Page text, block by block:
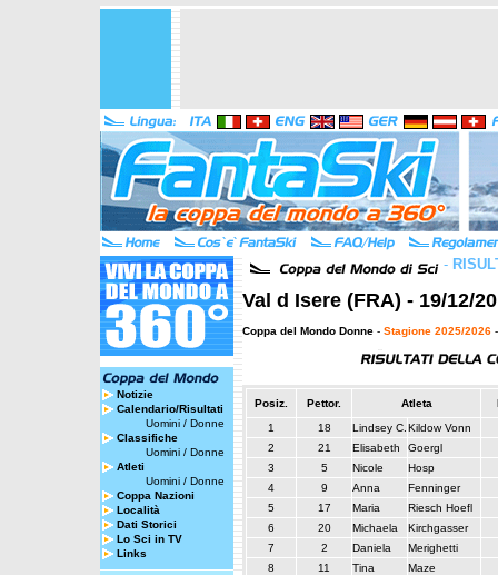
Notizie
Calendario/Risultati
Uomini / Donne
Classifiche
Uomini / Donne
Atleti
Uomini / Donne
Coppa Nazioni
Località
Dati Storici
Lo Sci in TV
Links
-
Val d Isere (FRA) - 19/12/
Coppa del Mondo Donne - Stagione 2025/2026
Posiz. Pettor. Atleta
1
18 Lindsey C. Kildow Vonn
2
21 Elisabeth
Goergl
3
5 Nicole
Hosp
4
9 Anna
Fenninger
5
17 Maria
Riesch Hoefl
6
20 Michaela
Kirchgasser
7
2 Daniela
Merighetti
8
11 Tina
Maze